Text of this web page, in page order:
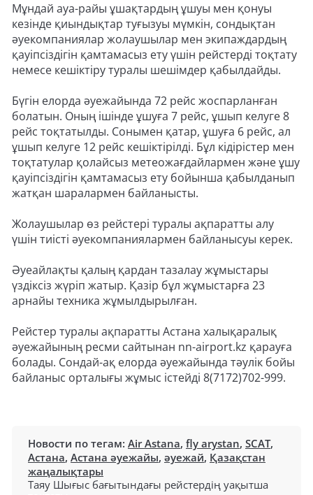
Мұндай ауа-райы ұшақтардың ұшуы мен қонуы
кезінде қиындықтар туғызуы мүмкін, сондықтан
әуекомпаниялар жолаушылар мен экипаждардың
қауіпсіздігін қамтамасыз ету үшін рейстерді тоқтату
немесе кешіктіру туралы шешімдер қабылдайды.
Бүгін елорда әуежайында 72 рейс жоспарланған
болатын. Оның ішінде ұшуға 7 рейс, ұшып келуге 8
рейс тоқтатылды. Сонымен қатар, ұшуға 6 рейс, ал
ұшып келуге 12 рейс кешіктірілді. Бұл кідірістер мен
тоқтатулар қолайсыз метеожағдайлармен және ұшу
қауіпсіздігін қамтамасыз ету бойынша қабылданып
жатқан шаралармен байланысты.
Жолаушылар өз рейстері туралы ақпаратты алу
үшін тиісті әуекомпаниялармен байланысуы керек.
Әуеайлақты қалың қардан тазалау жұмыстары
үздіксіз жүріп жатыр. Қазір бұл жұмыстарға 23
арнайы техника жұмылдырылған.
Рейстер туралы ақпаратты Астана халықаралық
әуежайының ресми сайтынан nn-airport.kz қарауға
болады. Сондай-ақ елорда әуежайында тәулік бойы
байланыс орталығы жұмыс істейді 8(7172)702-999.
Новости по тегам: Air Astana, fly arystan, SCAT,
Астана, Астана әуежайы, әуежай, Қазақстан
жаңалықтары
Таяу Шығыс бағытындағы рейстердің уақытша